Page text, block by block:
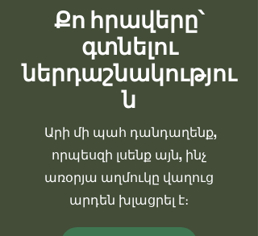
Քո հրավերը՝
գտնելու
ներդաշնակությու
ն
Արի մի պահ դանդաղենք,
որպեսզի լսենք այն, ինչ
առօրյա աղմուկը վաղուց
արդեն խլացրել է։